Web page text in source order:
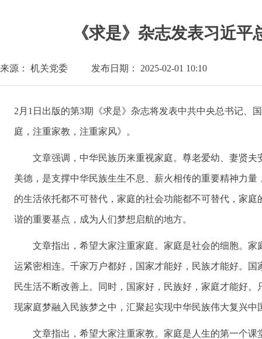
《求是》杂志发表习近
来源： 机关党委 发布日期： 2025-02-01 10:10
2月1日出版的第3期《求是》杂志将发表中共中央总书记、
庭，注重家教，注重家风》。
文章强调，中华民族历来重视家庭。尊老爱幼、妻贤夫
美德，是支撑中华民族生生不息、薪火相传的重要精神力
的生活依托都不可替代，家庭的社会功能都不可替代，家
谐的重要基点，成为人们梦想启航的地方。
文章指出，希望大家注重家庭。家庭是社会的细胞。家
运紧密相连。千家万户都好，国家才能好，民族才能好。
民生活不断改善上。同时，国家好，民族好，家庭才能好
现家庭梦融入民族梦之中，汇聚起实现中华民族伟大复兴中
文章指出，希望大家注重家教。家庭是人生的第一个课